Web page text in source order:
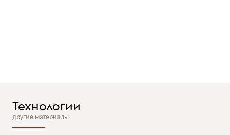
Технологии
другие материалы